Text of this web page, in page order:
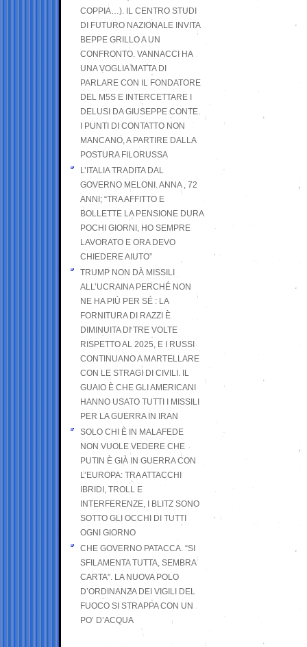
COPPIA…). IL CENTRO STUDI
DI FUTURO NAZIONALE INVITA
BEPPE GRILLO A UN
CONFRONTO. VANNACCI HA
UNA VOGLIA MATTA DI
PARLARE CON IL FONDATORE
DEL M5S E INTERCETTARE I
DELUSI DA GIUSEPPE CONTE.
I PUNTI DI CONTATTO NON
MANCANO, A PARTIRE DALLA
POSTURA FILORUSSA
L’ITALIA TRADITA DAL
GOVERNO MELONI. ANNA , 72
ANNI; “TRA AFFITTO E
BOLLETTE LA PENSIONE DURA
POCHI GIORNI, HO SEMPRE
LAVORATO E ORA DEVO
CHIEDERE AIUTO”
TRUMP NON DÀ MISSILI
ALL’UCRAINA PERCHÉ NON
NE HA PIÙ PER SÉ : LA
FORNITURA DI RAZZI È
DIMINUITA DI TRE VOLTE
RISPETTO AL 2025, E I RUSSI
CONTINUANO A MARTELLARE
CON LE STRAGI DI CIVILI. IL
GUAIO È CHE GLI AMERICANI
HANNO USATO TUTTI I MISSILI
PER LA GUERRA IN IRAN
SOLO CHI È IN MALAFEDE
NON VUOLE VEDERE CHE
PUTIN È GIÀ IN GUERRA CON
L’EUROPA: TRA ATTACCHI
IBRIDI, TROLL E
INTERFERENZE, I BLITZ SONO
SOTTO GLI OCCHI DI TUTTI
OGNI GIORNO
CHE GOVERNO PATACCA. “SI
SFILAMENTA TUTTA, SEMBRA
CARTA”. LA NUOVA POLO
D’ORDINANZA DEI VIGILI DEL
FUOCO SI STRAPPA CON UN
PO’ D’ACQUA